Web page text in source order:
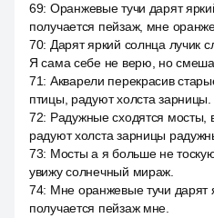
69: Оранжевые тучи дарят
получается пейзаж, мне
70: Дарят яркий солнца лучик
Я сама себе не верю, но
71: Акварели перекрасив
птицы, радуют холста зарницы.
72: Радужные сходятся мосты,
радуют холста зарницы
73: Мосты а я больше не
увижу солнечный мираж.
74: Мне оранжевые тучи дарят
получается пейзаж мне.